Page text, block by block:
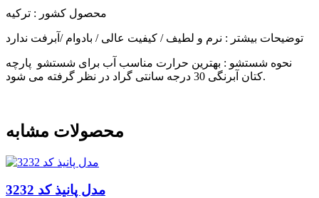
محصول کشور : ترکیه
توضیحات بیشتر : نرم و لطیف / کیفیت عالی / بادوام /آبرفت ندارد
نحوه شستشو : بهترین حرارت مناسب آب برای شستشو پارچه
کتان آبرنگی 30 درجه سانتی گراد در نظر گرفته می شود.
محصولات مشابه
مدل پانیذ کد 3232